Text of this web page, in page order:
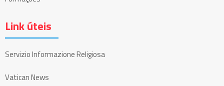
Link úteis
Servizio Informazione Religiosa
Vatican News